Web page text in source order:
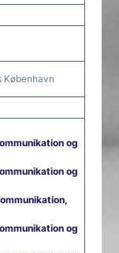
København
og
og
og